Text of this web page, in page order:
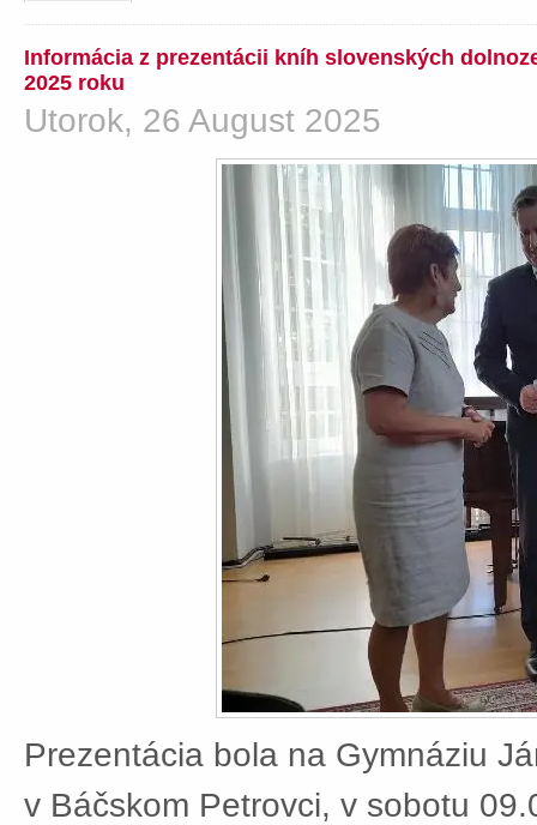
Informácia z prezentácii kníh slovenských
2025 roku
Utorok, 26 August 2025
Prezentácia bola na Gymnáziu
v Báčskom Petrovci, v sobotu